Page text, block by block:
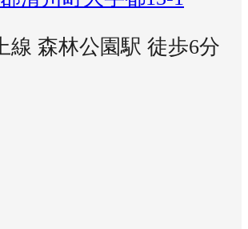
線 森林公園駅 徒歩6分